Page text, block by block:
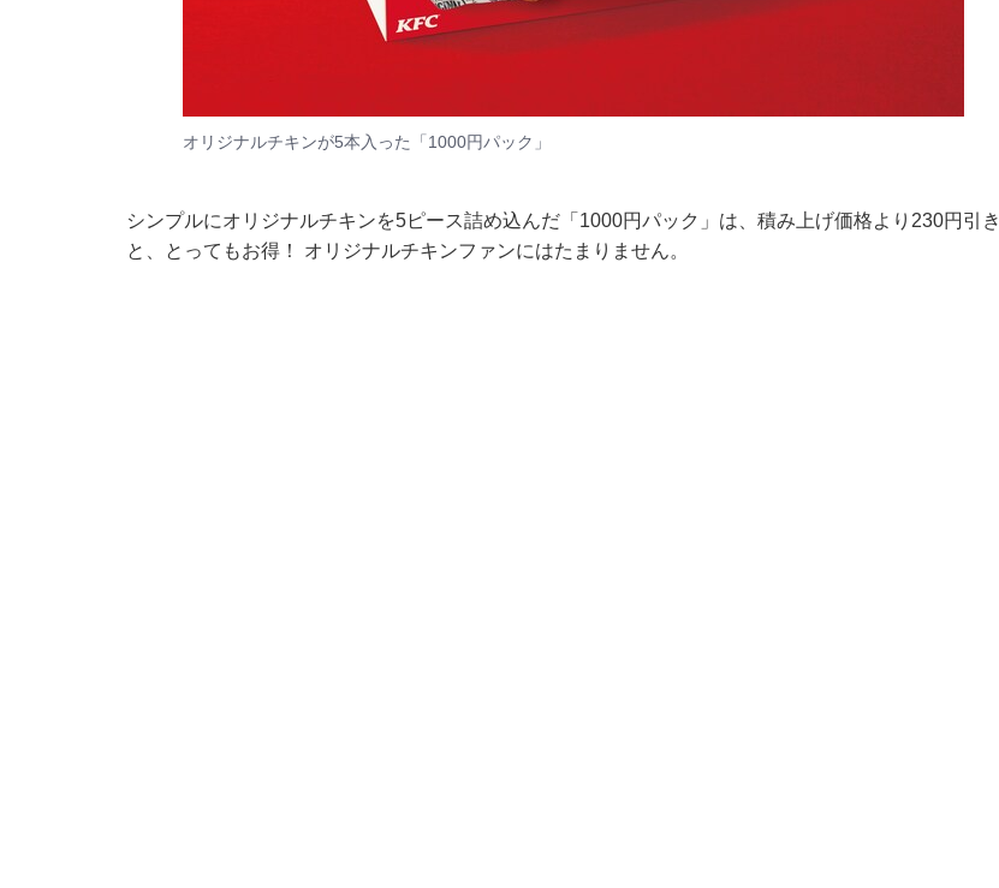
オリジナルチキンが5本入った「1000円パック」
シンプルにオリジナルチキンを5ピース詰め込んだ「1000円パック」は、積み上げ価格より230円引き
と、とってもお得！ オリジナルチキンファンにはたまりません。